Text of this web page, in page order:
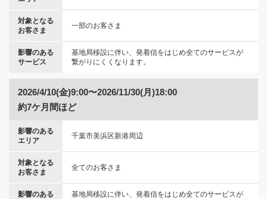
対象となる
お客さま
一部のお客さま
影響のある
サービス
基地局移設に伴い、発着信をはじめ全てのサービスが
繋がりにくくなります。
2026/4/10(金)9:00〜2026/11/30(月)18:00
約7ケ月間ほど
影響のある
エリア
千葉市美浜区新港周辺
対象となる
お客さま
全てのお客さま
影響のある
基地局移設に伴い、発着信をはじめ全てのサービスが